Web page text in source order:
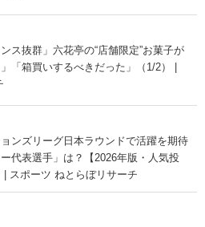
ス抜群」六花亭の“店舗限定”お菓子が
「箱買いするべきだった」（1/2） |
ョンズリーグ日本ラウンドで活躍を期待
代表選手」は？【2026年版・人気投
スポーツ ねとらぼリサーチ